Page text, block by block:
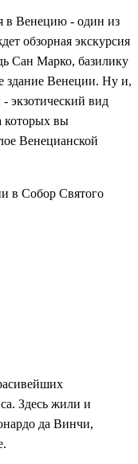
в Венецию - один из
обзорная экскурсия
Сан Марко, базилику
здание Венеции. Ну и,
экзотический вид
которых вы
Венецианской
в Собор Святого
Здесь жили и
да Винчи,